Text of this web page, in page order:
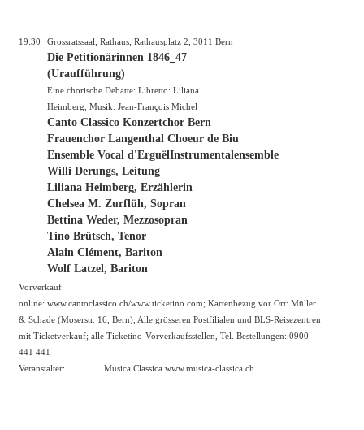
19:30 Grossratssaal, Rathaus, Rathausplatz 2, 3011 Bern
Die Petitionärinnen 1846_47
(Uraufführung)
Eine chorische Debatte: Libretto: Liliana
Heimberg, Musik: Jean-François Michel
Canto Classico Konzertchor Bern
Frauenchor Langenthal Choeur de Biu
Ensemble Vocal d'ErguëlInstrumentalensemble
Willi Derungs, Leitung
Liliana Heimberg, Erzählerin
Chelsea M. Zurflüh, Sopran
Bettina Weder, Mezzosopran
Tino Brütsch, Tenor
Alain Clément, Bariton
Wolf Latzel, Bariton
Vorverkauf:
online: www.cantoclassico.ch/www.ticketino.com; Kartenbezug vor Ort: Müller
& Schade (Moserstr. 16, Bern), Alle grösseren Postfilialen und BLS-Reisezentren
mit Ticketverkauf; alle Ticketino-Vorverkaufsstellen, Tel. Bestellungen: 0900
441 441
Veranstalter:
Musica Classica www.musica-classica.ch